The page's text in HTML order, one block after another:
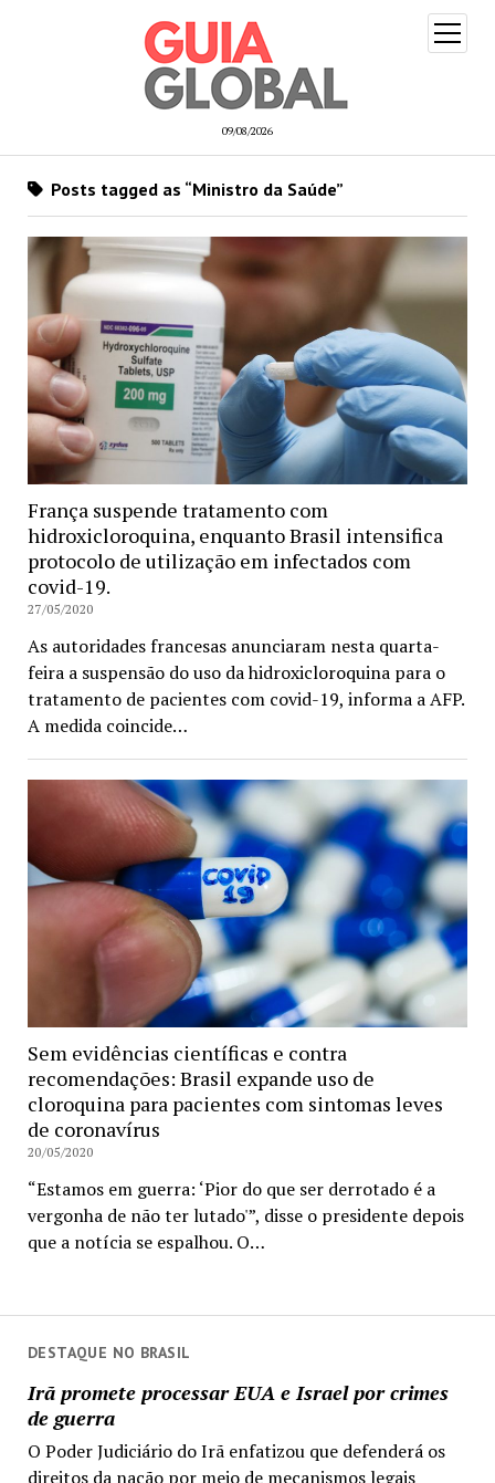
09/08/2026
open
menu
DESTAQUE NO BRASIL
Irã promete processar EUA e Israel por crimes
de guerra
O Poder Judiciário do Irã enfatizou que defenderá os
direitos da nação por meio de mecanismos legais
Posts tagged as “Ministro da Saúde”
França suspende tratamento com
hidroxicloroquina, enquanto Brasil intensifica
protocolo de utilização em infectados com
covid-19.
27/05/2020
As autoridades francesas anunciaram nesta quarta-
feira a suspensão do uso da hidroxicloroquina para o
tratamento de pacientes com covid-19, informa a AFP.
A medida coincide…
Sem evidências científicas e contra
recomendações: Brasil expande uso de
cloroquina para pacientes com sintomas leves
de coronavírus
20/05/2020
“Estamos em guerra: ‘Pior do que ser derrotado é a
vergonha de não ter lutado'”, disse o presidente depois
que a notícia se espalhou. O…